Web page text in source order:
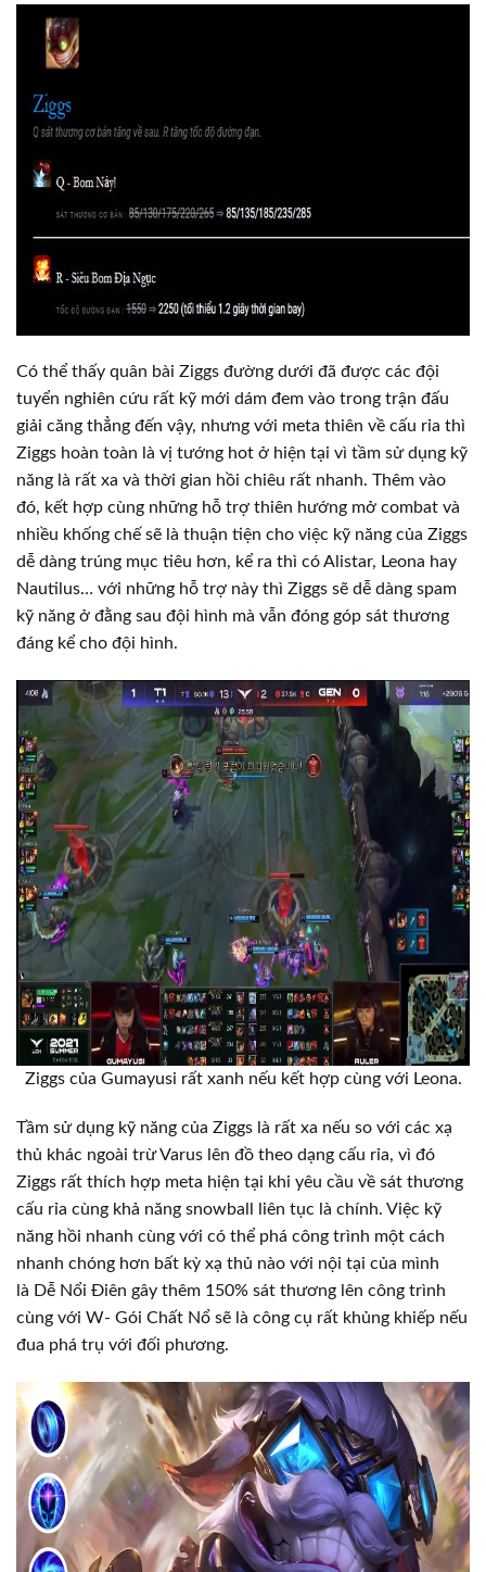
Có thể thấy quân bài Ziggs đường dưới đã được các đội
tuyển nghiên cứu rất kỹ mới dám đem vào trong trận đấu
giải căng thẳng đến vậy, nhưng với meta thiên về cấu rỉa thì
Ziggs hoàn toàn là vị tướng hot ở hiện tại vì tầm sử dụng kỹ
năng là rất xa và thời gian hồi chiêu rất nhanh. Thêm vào
đó, kết hợp cùng những hỗ trợ thiên hướng mở combat và
nhiều khống chế sẽ là thuận tiện cho việc kỹ năng của Ziggs
dễ dàng trúng mục tiêu hơn, kể ra thì có Alistar, Leona hay
Nautilus… với những hỗ trợ này thì Ziggs sẽ dễ dàng spam
kỹ năng ở đằng sau đội hình mà vẫn đóng góp sát thương
đáng kể cho đội hình.
Ziggs của Gumayusi rất xanh nếu kết hợp cùng với Leona.
Tầm sử dụng kỹ năng của Ziggs là rất xa nếu so với các xạ
thủ khác ngoài trừ Varus lên đồ theo dạng cấu rỉa, vì đó
Ziggs rất thích hợp meta hiện tại khi yêu cầu về sát thương
cấu rỉa cùng khả năng snowball liên tục là chính. Việc kỹ
năng hồi nhanh cùng với có thể phá công trình một cách
nhanh chóng hơn bất kỳ xạ thủ nào với nội tại của mình
là Dễ Nổi Điên gây thêm 150% sát thương lên công trình
cùng với W- Gói Chất Nổ sẽ là công cụ rất khủng khiếp nếu
đua phá trụ với đối phương.